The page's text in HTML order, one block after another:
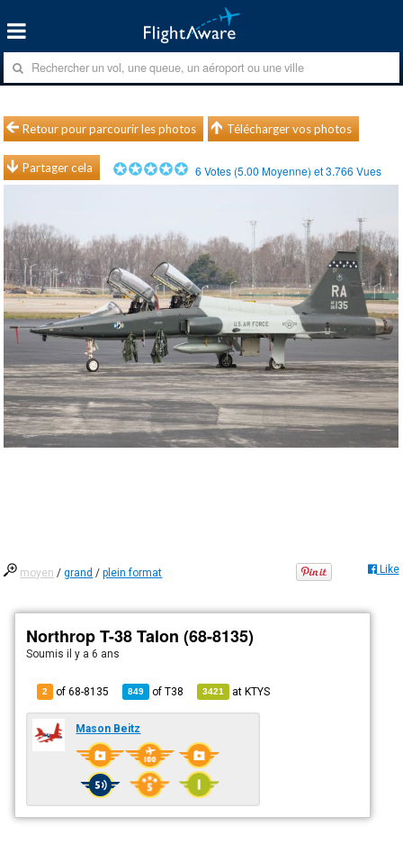
Retour pour parcourir les photos Télécharger vos photos
Partager cela 6 Votes (5.00 Moyenne) et3.766 Vues
moyen /grand /plein format Like
Northrop T-38 Talon (68-8135)
Soumisil y a 6 ans
2 of 68-8135 849 ofT38 3421 atKTYS
Mason Beitz